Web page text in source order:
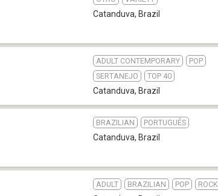
Catanduva, Brazil
ADULT CONTEMPORARY
POP
SERTANEJO
TOP 40
Catanduva, Brazil
BRAZILIAN PORTUGUÉS
Catanduva, Brazil
ADULT BRAZILIAN POP ROCK